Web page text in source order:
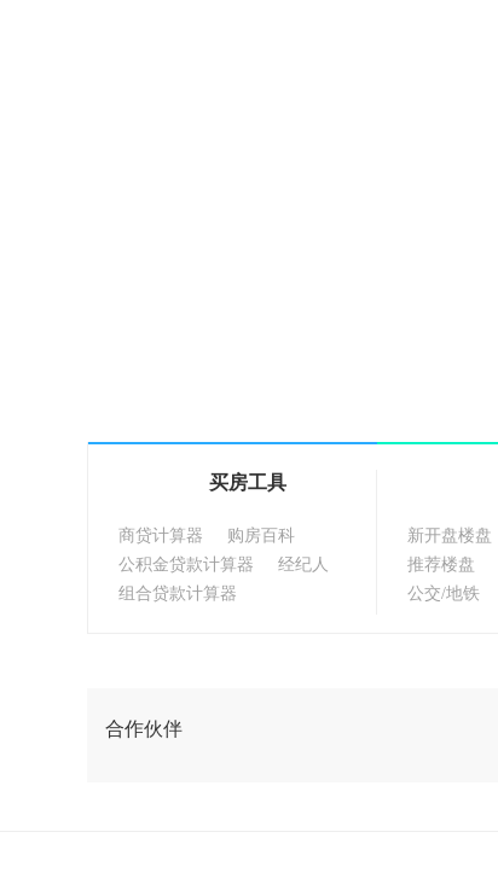
买房工具
商贷计算器
购房百科
公积金贷款计算器
经纪人
组合贷款计算器
新开盘楼盘
推荐楼盘
公交/地铁
合作伙伴